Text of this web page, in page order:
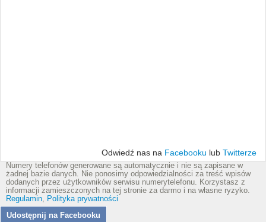
Odwiedź nas na Facebooku lub Twitterze
Numery telefonów generowane są automatycznie i nie są zapisane w
żadnej bazie danych. Nie ponosimy odpowiedzialności za treść wpisów
dodanych przez użytkowników serwisu numerytelefonu. Korzystasz z
informacji zamieszczonych na tej stronie za darmo i na własne ryzyko.
Regulamin, Polityka prywatności